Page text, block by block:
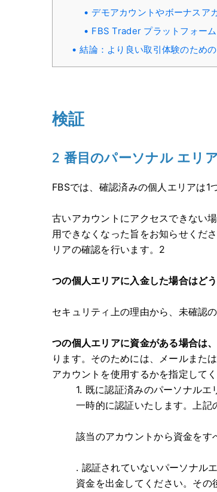
デモアカウントやボーナスア
FBS Trader プラットフォー
結論：より良い取引体験のため
検証
2 番目のパーソナル エリ
FBSでは、確認済みの個人エリアは1
古いアカウントにアクセスできない
用できなくなった旨をお知らせくだ
リアの確認を行います。2
つの個人エリアに入金した場合はど
セキュリティ上の理由から、未確認
つの個人エリアに資金がある場合は、
ります。そのためには、メールまた
アカウントを使用するかを指定してく
1. 既に認証済みのパーソナル
一時的に認証いたします。上記
該当のアカウントから資金を
. 認証されていないパーソナル
資金を出金してください。その